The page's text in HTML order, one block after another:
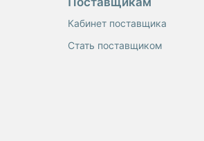
Кабинет поставщика
Стать поставщиком